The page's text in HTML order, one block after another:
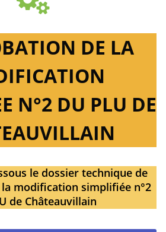
DE LA
N°2 DU PLU DE
le dossier technique de
la modification simplifiée n°2
de Châteauvillain